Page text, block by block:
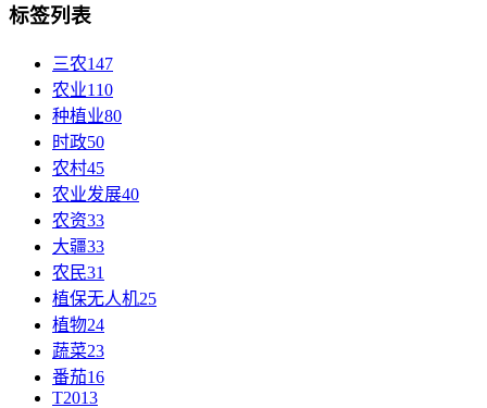
标签列表
三农147
农业110
种植业80
时政50
农村45
农业发展40
农资33
大疆33
农民31
植保无人机25
植物24
蔬菜23
番茄16
T2013